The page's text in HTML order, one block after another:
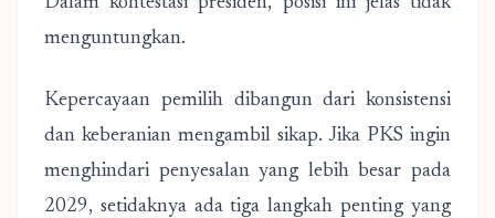
menguntungkan.
Kepercayaan pemilih dibangun dari konsistensi
dan keberanian mengambil sikap. Jika PKS ingin
menghindari penyesalan yang lebih besar pada
2029, setidaknya ada tiga langkah penting yang